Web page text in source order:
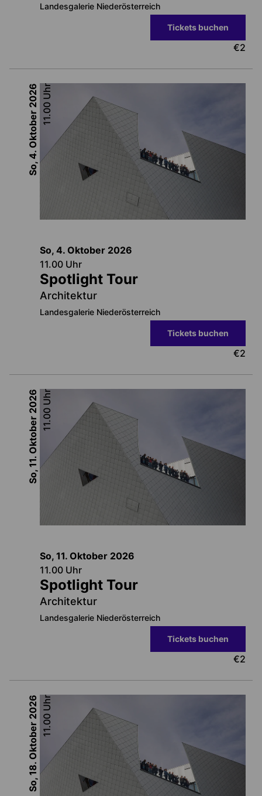
Landesgalerie Niederösterreich
Tickets buchen
€2
So, 4. Oktober
2026
11.00
Uhr
So, 4. Oktober 2026
11.00 Uhr
Spotlight Tour
Architektur
Landesgalerie Niederösterreich
Tickets buchen
€2
So, 11. Oktober
2026
11.00
Uhr
So, 11. Oktober 2026
11.00 Uhr
Spotlight Tour
Architektur
Landesgalerie Niederösterreich
Tickets buchen
€2
So, 18. Oktober
2026
11.00
Uhr